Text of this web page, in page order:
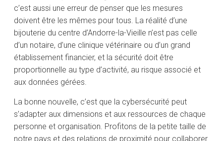
c’est aussi une erreur de penser que les mesures
doivent être les mêmes pour tous. La réalité d’une
bijouterie du centre d’Andorre-la-Vieille n’est pas celle
d’un notaire, d’une clinique vétérinaire ou d’un grand
établissement financier, et la sécurité doit être
proportionnelle au type d’activité, au risque associé et
aux données gérées.
La bonne nouvelle, c’est que la cybersécurité peut
s’adapter aux dimensions et aux ressources de chaque
personne et organisation. Profitons de la petite taille de
notre pays et des relations de proximité pour collaborer